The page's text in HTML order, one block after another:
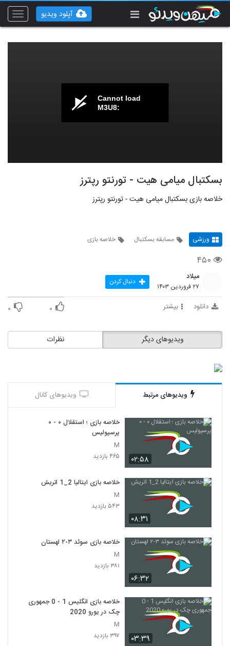
Toggle
آپلود ویدیو
Cannot load
M3U8:
بسکتبال میامی هیت - تورنتو رپترز
خلاصه بازی بسکتبال میامی هیت - تورنتو رپترز
ورزشی مسابقه بسکتبال خلاصه بازی
۴۵۰
میلاد
۲۷ فروردین ۱۴۰۳ دنبال کردن
دانلود بیشتر ۰ ۰
نظرات ویدیوهای دیگر
ویدیوهای مرتبط ویدیوهای کانال
۰۲:۵۸
خلاصه بازی ؛ استقلال ۰ - ۰
پرسپولیس
M
۴۶۵ بازدید
۰۸:۳۱
خلاصه بازی ایتالیا 2_1 اتريش
M
۵۴۳ بازدید
۰۶:۳۲
خلاصه بازی سوئد ۳-۲ لهستان
M
۳۸۱ بازدید
۰۳:۳۹
خلاصه بازی انگلیس 1 - 0 جمهوری
چک در یورو 2020
M
۳۹۷ بازدید